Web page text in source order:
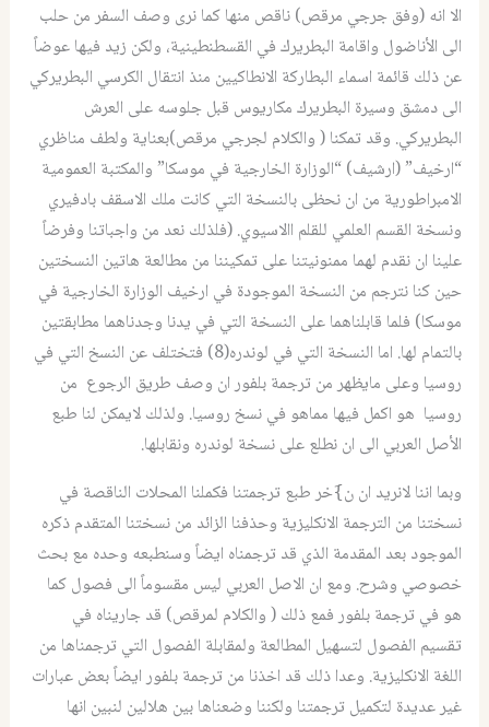
الا انه (وفق جرجي مرقص) ناقص منها كما نرى وصف السفر من حلب
الى الأناضول واقامة البطريرك في القسطنطينية، ولكن زيد فيها عوضاً
عن ذلك قائمة اسماء البطاركة الانطاكيين منذ انتقال الكرسي البطريركي
الى دمشق وسيرة البطريرك مكاريوس قبل جلوسه على العرش
البطريركي. وقد تمكنا ( والكلام لجرجي مرقص)بعناية ولطف مناظري
“ارخيف” (ارشيف) “الوزارة الخارجية في موسكا” والمكتبة العمومية
الامبراطورية من ان نحظى بالنسخة التي كانت ملك الاسقف بادفيري
ونسخة القسم العلمي للقلم االاسيوي. (فلذلك نعد من واجباتنا وفرضاً
علينا ان نقدم لهما ممنونيتنا على تمكيننا من مطالعة هاتين النسختين
حين كنا نترجم من النسخة الموجودة في ارخيف الوزارة الخارجية في
موسكا) فلما قابلناهما على النسخة التي في يدنا وجدناهما مطابقتين
بالتمام لها. اما النسخة التي في لوندره(8) فتختلف عن النسخ التي في
روسيا وعلى مايظهر من ترجمة بلفور ان وصف طريق الرجوع من
روسيا هو اكمل فيها مماهو في نسخ روسيا. ولذلك لايمكن لنا طبع
الأصل العربي الى ان نطلع على نسخة لوندره ونقابلها.
وبما اننا لانريد ان ن}َخر طبع ترجمتنا فكملنا المحلات الناقصة في
نسختنا من الترجمة الانكليزية وحذفنا الزائد من نسختنا المتقدم ذكره
الموجود بعد المقدمة الذي قد ترجمناه ايضاً وسنطبعه وحده مع بحث
خصوصي وشرح. ومع ان الاصل العربي ليس مقسوماً الى فصول كما
هو في ترجمة بلفور فمع ذلك ( والكلام لمرقص) قد جاريناه في
تقسيم الفصول لتسهيل المطالعة ولمقابلة الفصول التي ترجمناها من
اللغة الانكليزية. وعدا ذلك قد اخذنا من ترجمة بلفور ايضاً بعض عبارات
غير عديدة لتكميل ترجمتنا ولكننا وضعناها بين هلالين لنبين انها